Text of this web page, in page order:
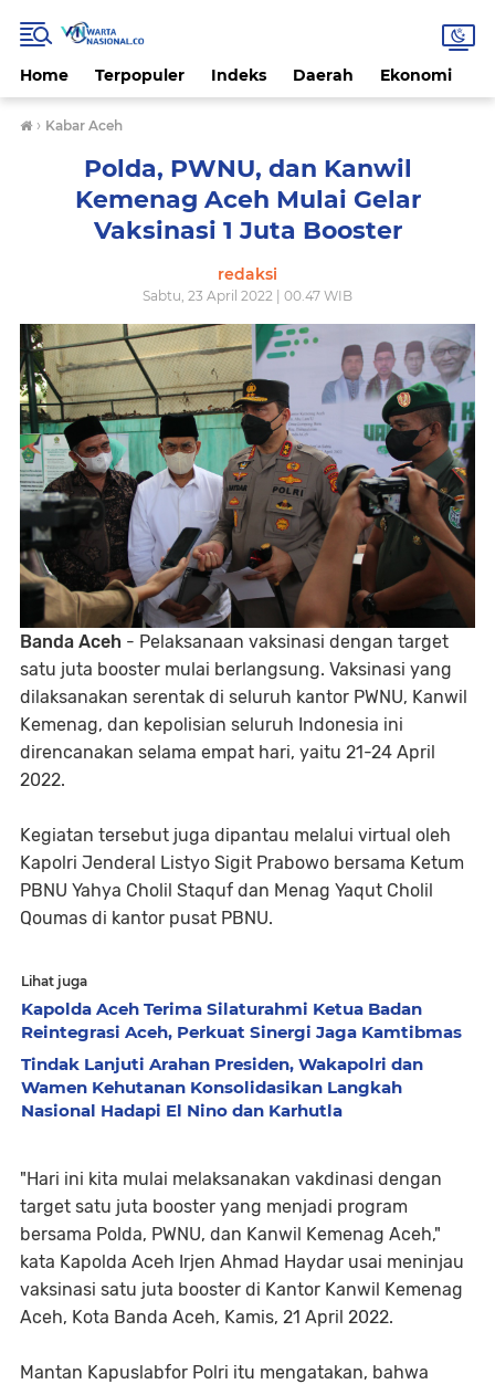
Home Terpopuler Indeks Daerah Ekonomi
› Kabar Aceh
Polda, PWNU, dan Kanwil
Kemenag Aceh Mulai Gelar
Vaksinasi 1 Juta Booster
redaksi
Sabtu, 23 April 2022 | 00.47 WIB
Banda Aceh - Pelaksanaan vaksinasi dengan target
satu juta booster mulai berlangsung. Vaksinasi yang
dilaksanakan serentak di seluruh kantor PWNU, Kanwil
Kemenag, dan kepolisian seluruh Indonesia ini
direncanakan selama empat hari, yaitu 21-24 April
2022.
Kegiatan tersebut juga dipantau melalui virtual oleh
Kapolri Jenderal Listyo Sigit Prabowo bersama Ketum
PBNU Yahya Cholil Staquf dan Menag Yaqut Cholil
Qoumas di kantor pusat PBNU.
Lihat juga
Kapolda Aceh Terima Silaturahmi Ketua Badan
Reintegrasi Aceh, Perkuat Sinergi Jaga Kamtibmas
Tindak Lanjuti Arahan Presiden, Wakapolri dan
Wamen Kehutanan Konsolidasikan Langkah
Nasional Hadapi El Nino dan Karhutla
"Hari ini kita mulai melaksanakan vakdinasi dengan
target satu juta booster yang menjadi program
bersama Polda, PWNU, dan Kanwil Kemenag Aceh,"
kata Kapolda Aceh Irjen Ahmad Haydar usai meninjau
vaksinasi satu juta booster di Kantor Kanwil Kemenag
Aceh, Kota Banda Aceh, Kamis, 21 April 2022.
Mantan Kapuslabfor Polri itu mengatakan, bahwa